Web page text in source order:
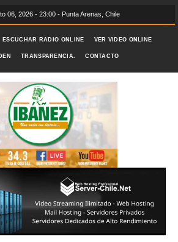
06, 2026 - 23:00 - Punta Arenas, Chile
ESCUCHAR RADIO ONLINE VER VIDEO ONLINE
TRANSPARENCIA. CONTACTO